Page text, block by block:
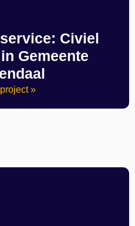
Civiel
Gemeente
»